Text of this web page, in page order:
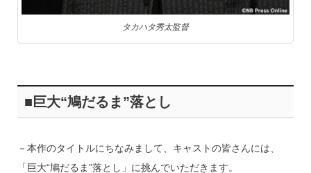
タカハタ秀太監督
■巨大“鳩だるま”落とし
－本作のタイトルにちなみまして、キャストの皆さんには、
「巨大“鳩だるま”落とし」に挑んでいただきます。